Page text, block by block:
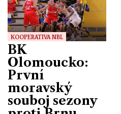
KOOPERATIVA NBL
BK
Olomoucko:
První
moravský
souboj sezony